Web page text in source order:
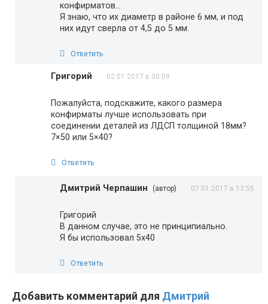
конфирматов…
Я знаю, что их диаметр в районе 6 мм, и под
них идут сверла от 4,5 до 5 мм.
Ответить
Григорий 02.01.2017 в 00:09
Пожалуйста, подскажите, какого размера
конфирматы лучше использовать при
соединении деталей из ЛДСП толщиной 18мм?
7×50 или 5×40?
Ответить
Дмитрий Черпашин (автор) 07.01.2017 в 13:55
Григорий
В данном случае, это не принципиально.
Я бы использовал 5х40
Ответить
Добавить комментарий для Дмитрий